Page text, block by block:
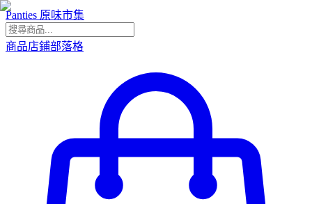
Panties 原味市集
商品店鋪部落格